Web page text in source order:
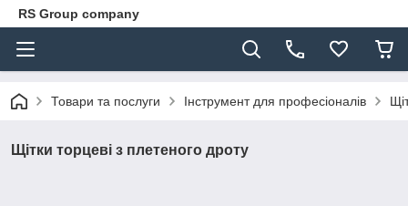
RS Group company
Товари та послуги Інструмент для професіоналів
Щітки торцеві з плетеного дроту